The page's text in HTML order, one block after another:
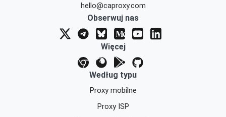
hello@caproxy.com
Obserwuj nas
Więcej
Według typu
Proxy mobilne
Proxy ISP